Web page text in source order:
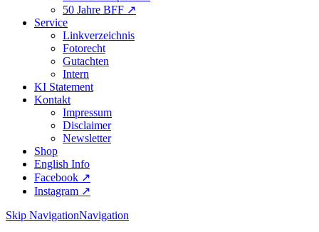
50 Jahre BFF ↗︎
Service
Linkverzeichnis
Fotorecht
Gutachten
Intern
KI Statement
Kontakt
Impressum
Disclaimer
Newsletter
Shop
English Info
Facebook ↗︎
Instagram ↗︎
Skip NavigationNavigation